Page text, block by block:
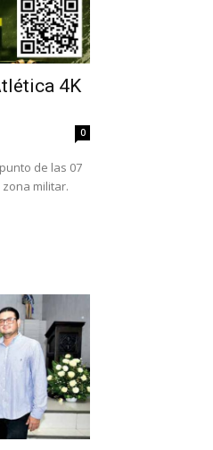
4K
0
de las 07